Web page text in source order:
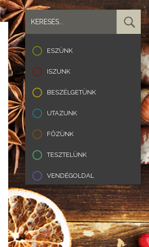
ESZÜNK
ISZUNK
BESZÉLGETÜNK
UTAZUNK
FŐZÜNK
TESZTELÜNK
VENDÉGOLDAL